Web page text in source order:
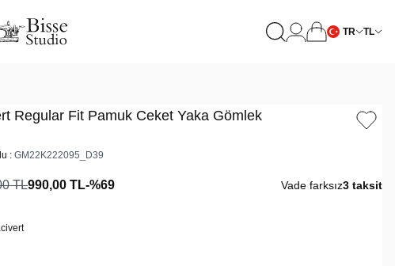
TR TL
Regular Fit Pamuk Ceket Yaka Gömlek
:GM22K222095_D39
TL990,00 TL-%69 Vade farksız3 taksit